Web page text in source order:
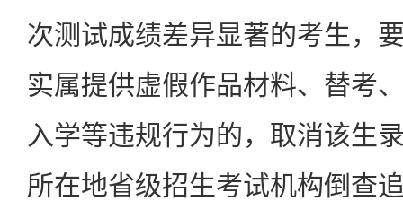
次测试成绩差异显著的考生，
实属提供虚假作品材料、替考
入学等违规行为的，取消该生
所在地省级招生考试机构倒查